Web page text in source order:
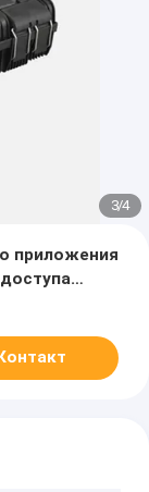
3/4
приложения